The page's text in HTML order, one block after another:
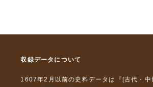
収録データについて
1607年2月以前の史料データは『 [古代・